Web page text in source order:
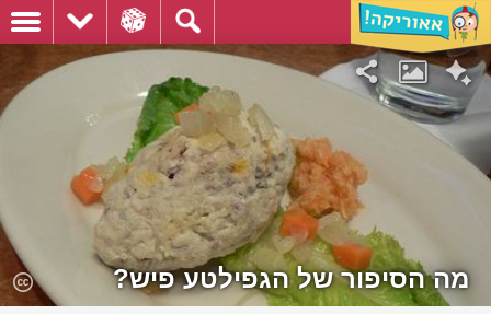
מה הסיפור של הגפילטע פיש?